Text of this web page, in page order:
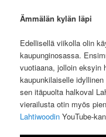
Ämmälän kylän läpi
Edellisellä viikolla olin
kaupunginosassa.
vuotiaana, jolloin
kaupunkilaiselle
sen itäpuolta halkoval
vierailusta otin myös
Lahtiwoodin YouTube-